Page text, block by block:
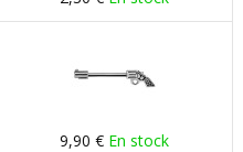
9,90 € En stock